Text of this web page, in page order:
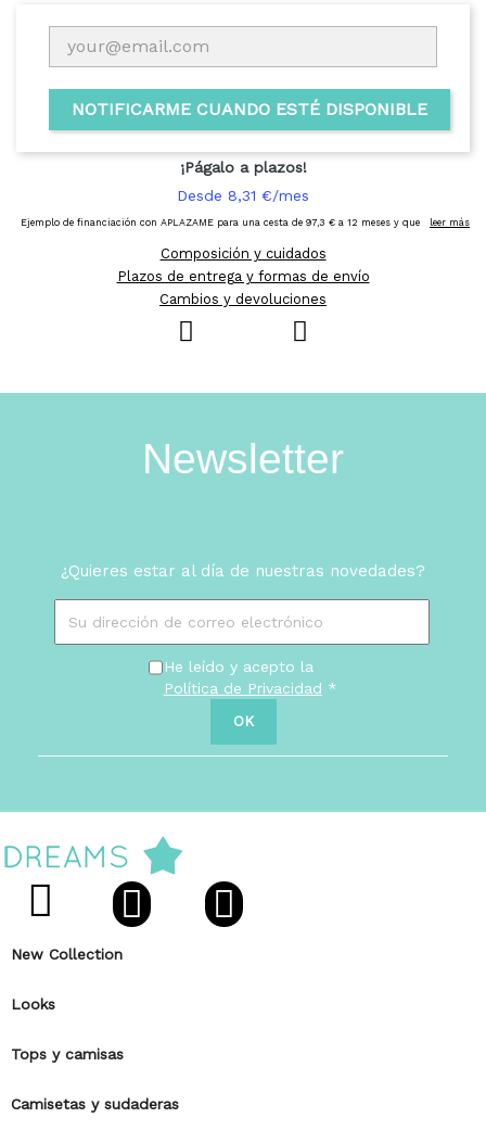
NOTIFICARME CUANDO ESTÉ DISPONIBLE
Composición y cuidados
Plazos de entrega y formas de envío
Cambios y devoluciones
Newsletter
¿Quieres estar al día de nuestras novedades?
He leído y acepto la
Política de Privacidad *
New Collection
Looks
Tops y camisas
Camisetas y sudaderas